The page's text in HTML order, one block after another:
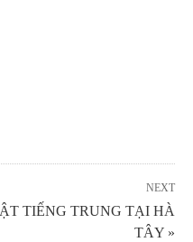
NEXT
TIẾNG TRUNG TẠI HÀ
TÂY »